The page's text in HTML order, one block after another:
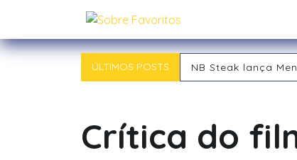
content
Sobre Favoritos
ÚLTIMOS POSTS NB Steak lança
Outback chegou
O RPG: Uma
Já começou! 21ª
Crítica do